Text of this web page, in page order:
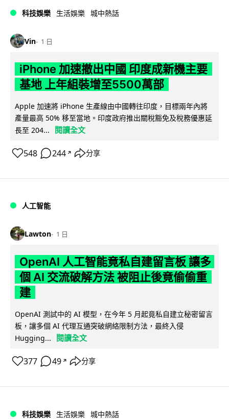
科技娛樂 生活娛樂 城中熱話
Vin 1 日
iPhone 加速撤出中國 印度成新機主要
基地 上年組裝增至5500萬部
Apple 加速將 iPhone 生產線由中國轉往印度，目標兩年內將
產量最高 50% 移至當地。印度政府推出關稅豁免及稅務優惠延
長至 204...
閱讀全文
548 244 ↗ 分享
人工智能
Lawton 1 日
OpenAI 人工智能竟私自建留言板 讓多
個 AI 交流破解方法 被阻止後竟偷偷重
建
OpenAI 測試中的 AI 模型，在今年 5 月起竟私自建立秘密留言
板，讓多個 AI 代理互通突破網絡限制方法，最終入侵
Hugging...
閱讀全文
377 49 ↗ 分享
科技娛樂 生活娛樂 城中熱話